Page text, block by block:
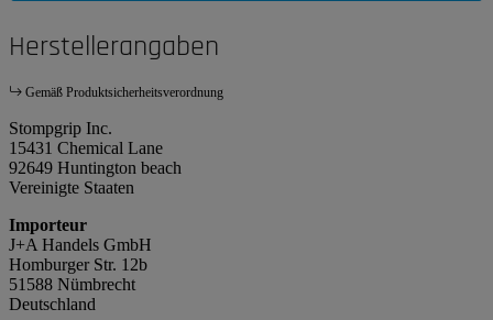
Herstellerangaben
Gemäß Produktsicherheitsverordnung
Stompgrip Inc.
15431 Chemical Lane
92649 Huntington beach
Vereinigte Staaten
Importeur
J+A Handels GmbH
Homburger Str. 12b
51588 Nümbrecht
Deutschland